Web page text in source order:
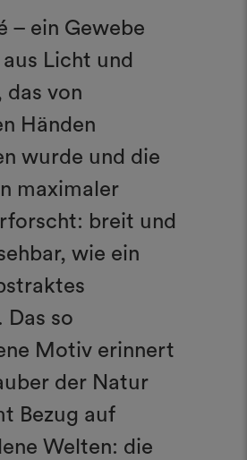
– ein Gewebe
Licht und
das von
Händen
wurde und die
maximaler
breit und
wie ein
Das so
Motiv erinnert
der Natur
Bezug auf
Welten: die